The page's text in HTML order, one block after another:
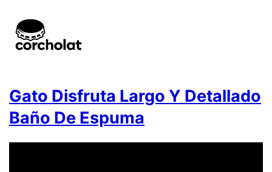
Gato Disfruta Largo Y Detallado
Baño De Espuma